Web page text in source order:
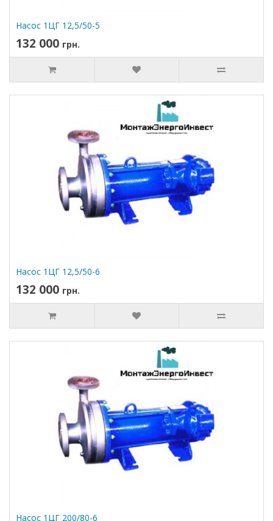
Насос 1ЦГ 12,5/50-5
132 000 грн.
Насос 1ЦГ 12,5/50-6
132 000 грн.
Насос 1ЦГ 200/80-6